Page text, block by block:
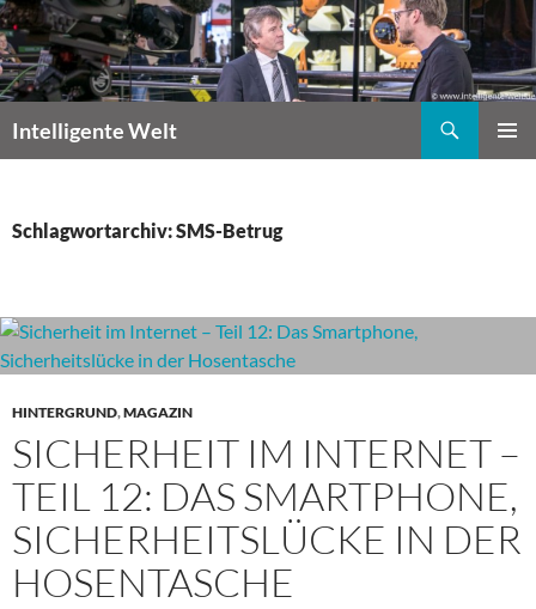
Zum
Inhalt
springen
Intelligente Welt
Schlagwortarchiv: SMS-Betrug
HINTERGRUND,MAGAZIN
SICHERHEIT IM INTERNET –
TEIL 12: DAS SMARTPHONE,
SICHERHEITSLÜCKE IN DER
HOSENTASCHE